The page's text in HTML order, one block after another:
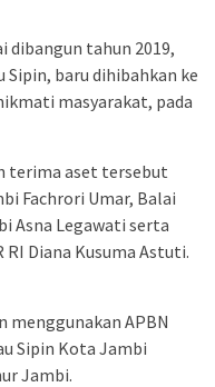
dibangun tahun 2019,
Sipin, baru dihibahkan ke
masyarakat, pada
terima aset tersebut
Fachrori Umar, Balai
Asna Legawati serta
Diana Kusuma Astuti.
menggunakan APBN
Sipin Kota Jambi
Jambi.